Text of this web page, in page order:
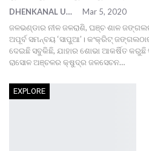
DHENKANAL UPDATE Mar 5, 2020
ଜଳଭଣ୍ଡାର ନୀଳ ଜଳରାଶି, ଘଞ୍ଚ ଶାଳ
ଅପୂର୍ବ ସମନ୍ବୟ ‘ସାପୁଆ’। କଂକ୍ରିଟ୍‌
ଦେଇଛି ସବୁକିଛି, ଯାହାର ଶୋଭା ଆକର୍ଷିତ
ରାସୋଳ ଅଞ୍ଚଳର କ୍ଷୁଦ୍ର ଜଳସେଚନ…
EXPLORE